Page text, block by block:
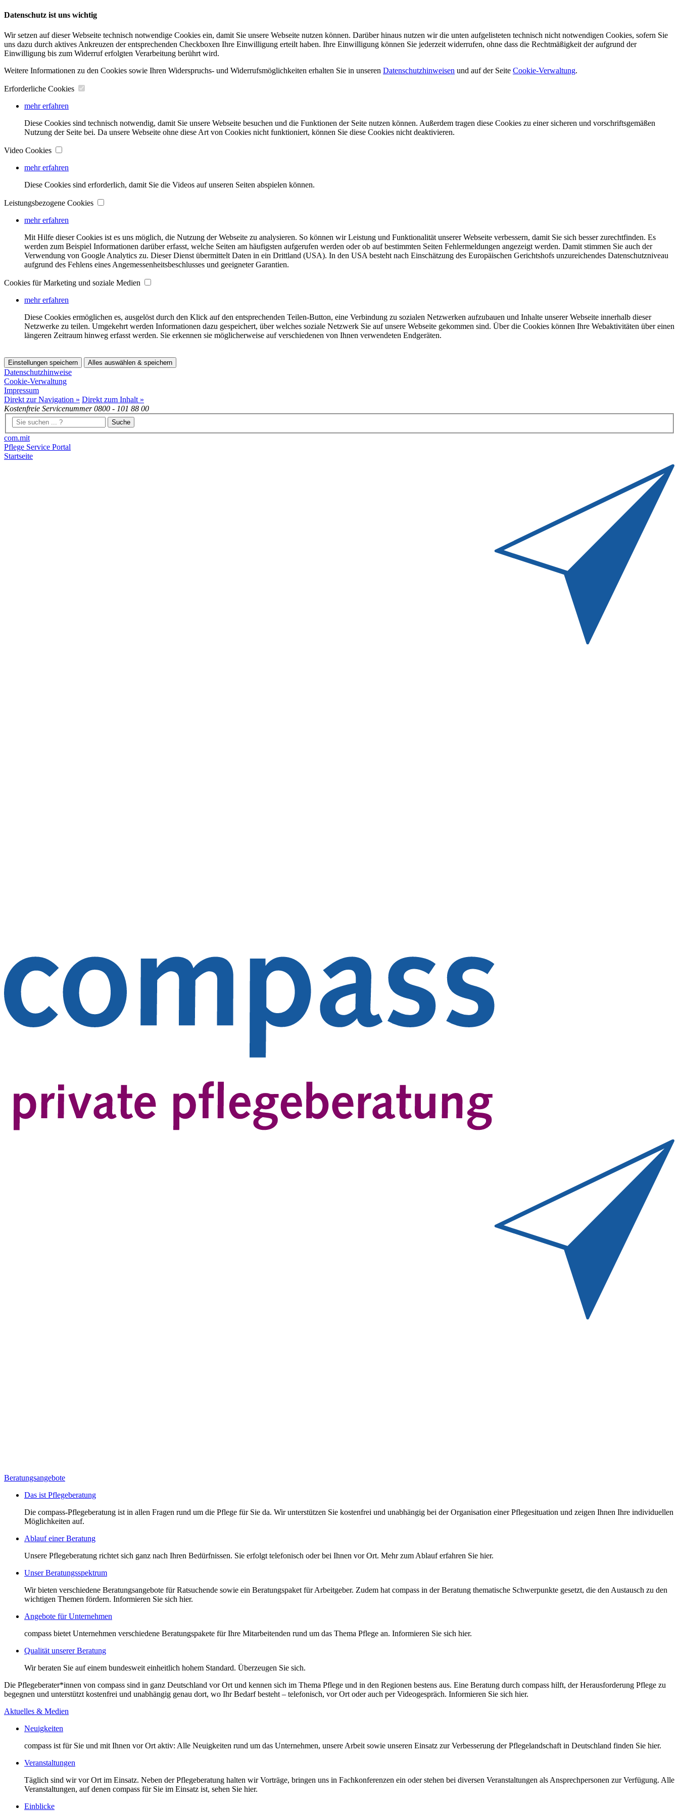
Datenschutz ist uns wichtig
Wir setzen auf dieser Webseite technisch notwendige Cookies ein, damit Sie unsere Webseite nutzen können. Darüber hinaus nutzen wir die unten aufgelisteten technisch nicht notwendigen Cookies, sofern Sie
uns dazu durch aktives Ankreuzen der entsprechenden Checkboxen Ihre Einwilligung erteilt haben. Ihre Einwilligung können Sie jederzeit widerrufen, ohne dass die Rechtmäßigkeit der aufgrund der
Einwilligung bis zum Widerruf erfolgten Verarbeitung berührt wird.
Weitere Informationen zu den Cookies sowie Ihren Widerspruchs- und Widerrufsmöglichkeiten erhalten Sie in unseren Datenschutzhinweisen und auf der Seite Cookie-Verwaltung​.
Erforderliche Cookies
mehr erfahren
Diese Cookies sind technisch notwendig, damit Sie unsere Webseite besuchen und die Funktionen der Seite nutzen können. Außerdem tragen diese Cookies zu einer sicheren und vorschriftsgemäßen
Nutzung der Seite bei. Da unsere Webseite ohne diese Art von Cookies nicht funktioniert, können Sie diese Cookies nicht deaktivieren.
Video Cookies
mehr erfahren
Diese Cookies sind erforderlich, damit Sie die Videos auf unseren Seiten abspielen können.
Leistungsbezogene Cookies
mehr erfahren
Mit Hilfe dieser Cookies ist es uns möglich, die Nutzung der Webseite zu analysieren. So können wir Leistung und Funktionalität unserer Webseite verbessern, damit Sie sich besser zurechtfinden. Es
werden zum Beispiel Informationen darüber erfasst, welche Seiten am häufigsten aufgerufen werden oder ob auf bestimmten Seiten Fehlermeldungen angezeigt werden. Damit stimmen Sie auch der
Verwendung von Google Analytics zu. Dieser Dienst übermittelt Daten in ein Drittland (USA). In den USA besteht nach Einschätzung des Europäischen Gerichtshofs unzureichendes Datenschutzniveau
aufgrund des Fehlens eines Angemessenheitsbeschlusses und geeigneter Garantien.
Cookies für Marketing und soziale Medien
mehr erfahren
Diese Cookies ermöglichen es, ausgelöst durch den Klick auf den entsprechenden Teilen-Button, eine Verbindung zu sozialen Netzwerken aufzubauen und Inhalte unserer Webseite innerhalb dieser
Netzwerke zu teilen. Umgekehrt werden Informationen dazu gespeichert, über welches soziale Netzwerk Sie auf unsere Webseite gekommen sind. Über die Cookies können Ihre Webaktivitäten über einen
längeren Zeitraum hinweg erfasst werden. Sie erkennen sie möglicherweise auf verschiedenen von Ihnen verwendeten Endgeräten.
Einstellungen speichern Alles auswählen & speichern
Datenschutzhinweise
Cookie-Verwaltung
Impressum
Direkt zur Navigation » Direkt zum Inhalt »
Kostenfreie Servicenummer0800 - 101 88 00
Suche
com.mit
Pflege Service Portal
Startseite
Beratungsangebote
Das ist Pflegeberatung
Die compass-Pflegeberatung ist in allen Fragen rund um die Pflege für Sie da. Wir unterstützen Sie kostenfrei und unabhängig bei der Organisation einer Pflegesituation und zeigen Ihnen Ihre individuellen
Möglichkeiten auf.
Ablauf einer Beratung
Unsere Pflegeberatung richtet sich ganz nach Ihren Bedürfnissen. Sie erfolgt telefonisch oder bei Ihnen vor Ort. Mehr zum Ablauf erfahren Sie hier.
Unser Beratungsspektrum
Wir bieten verschiedene Beratungsangebote für Ratsuchende sowie ein Beratungspaket für Arbeitgeber. Zudem hat compass in der Beratung thematische Schwerpunkte gesetzt, die den Austausch zu den
wichtigen Themen fördern. Informieren Sie sich hier.
Angebote für Unternehmen
compass bietet Unternehmen verschiedene Beratungspakete für Ihre Mitarbeitenden rund um das Thema Pflege an. Informieren Sie sich hier.
Qualität unserer Beratung
Wir beraten Sie auf einem bundesweit einheitlich hohem Standard. Überzeugen Sie sich.
Die Pflegeberater*innen von compass sind in ganz Deutschland vor Ort und kennen sich im Thema Pflege und in den Regionen bestens aus. Eine Beratung durch compass hilft, der Herausforderung Pflege zu
begegnen und unterstützt kostenfrei und unabhängig genau dort, wo Ihr Bedarf besteht – telefonisch, vor Ort oder auch per Videogespräch. Informieren Sie sich hier.
Aktuelles & Medien
Neuigkeiten
compass ist für Sie und mit Ihnen vor Ort aktiv: Alle Neuigkeiten rund um das Unternehmen, unsere Arbeit sowie unseren Einsatz zur Verbesserung der Pflegelandschaft in Deutschland finden Sie hier.
Veranstaltungen
Täglich sind wir vor Ort im Einsatz. Neben der Pflegeberatung halten wir Vorträge, bringen uns in Fachkonferenzen ein oder stehen bei diversen Veranstaltungen als Ansprechpersonen zur Verfügung. Alle
Veranstaltungen, auf denen compass für Sie im Einsatz ist, sehen Sie hier.
Einblicke